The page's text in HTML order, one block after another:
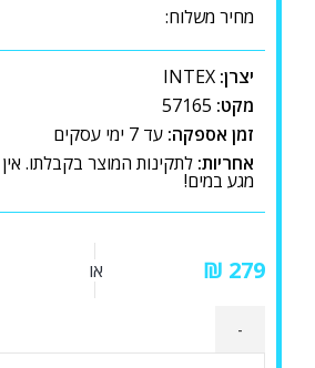
מחיר משלוח:
יצרן: INTEX
מקט: 57165
זמן אספקה: עד 7 ימי עסקים
אחריות: לתקינות המוצר בקבלתו.
מגע במים!
₪ או